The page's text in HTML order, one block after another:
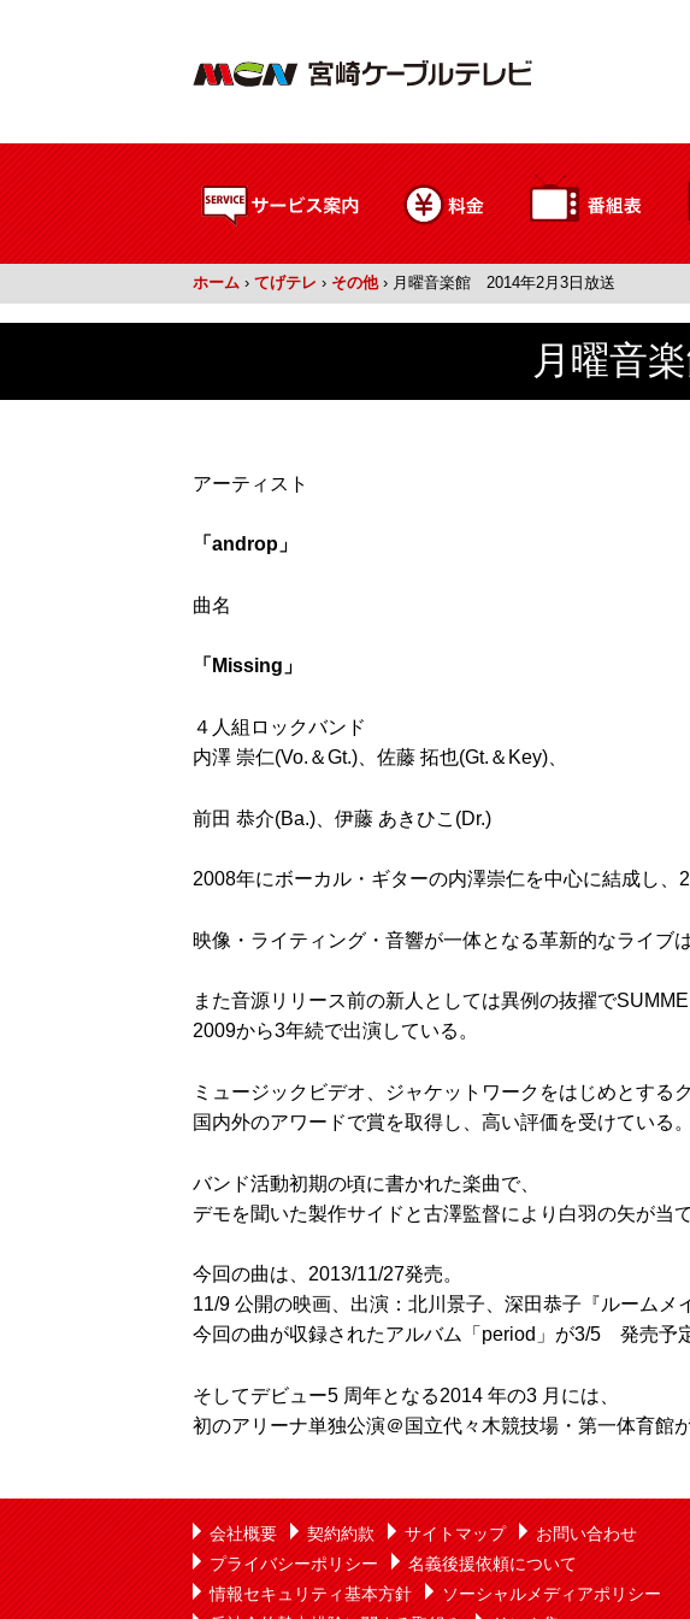
ホーム › てげテレ › その他 › 月曜音楽館 2014年2月3日放送
月曜音
アーティスト
「androp」
曲名
「Missing」
４人組ロックバンド
内澤 崇仁(Vo.＆Gt.)、佐藤 拓也(Gt.＆Key)、
前田 恭介(Ba.)、伊藤 あきひこ(Dr.)
2008年にボーカル・ギターの内澤崇仁を中心に結成し、
映像・ライティング・音響が一体となる革新的なライブ
また音源リリース前の新人としては異例の抜擢で
2009から3年続で出演している。
ミュージックビデオ、ジャケットワークをはじめとする
国内外のアワードで賞を取得し、高い評価を受けている。
バンド活動初期の頃に書かれた楽曲で、
デモを聞いた製作サイドと古澤監督により白羽の矢が当て
今回の曲は、2013/11/27発売。
11/9 公開の映画、出演：北川景子、深田恭子『ルームメ
今回の曲が収録されたアルバム「period」が3/5 発売予
そしてデビュー5 周年となる2014 年の3 月には、
初のアリーナ単独公演＠国立代々木競技場・第一体育館
会社概要 契約約款 サイトマップ
お問い合わせ
プライバシーポリシー
名義後援依頼について
情報セキュリティ基本方針
ソーシャルメディアポリシー